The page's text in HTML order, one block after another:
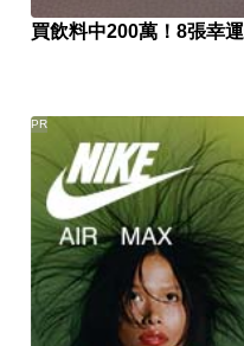
買飲料中200萬！8張幸
PR